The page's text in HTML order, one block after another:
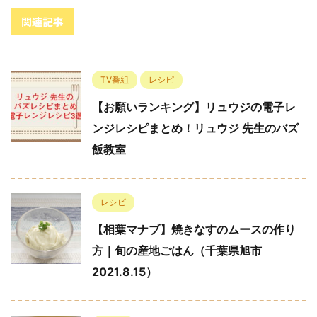
関連記事
TV番組 レシピ
【お願いランキング】リュウジの電子レ
ンジレシピまとめ！リュウジ 先生のバズ
飯教室
レシピ
【相葉マナブ】焼きなすのムースの作り
方｜旬の産地ごはん（千葉県旭市
2021.8.15）